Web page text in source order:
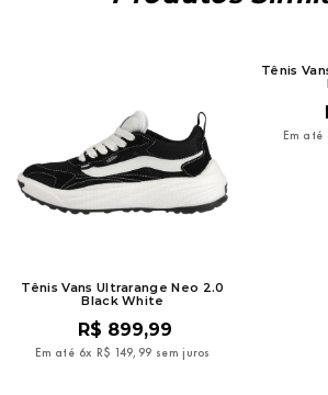
Tênis Vans Ultrarange Neo 2.0
Black White
R$ 899,99
Em até 6x R$ 149, 99 sem juros
Tênis
Em até